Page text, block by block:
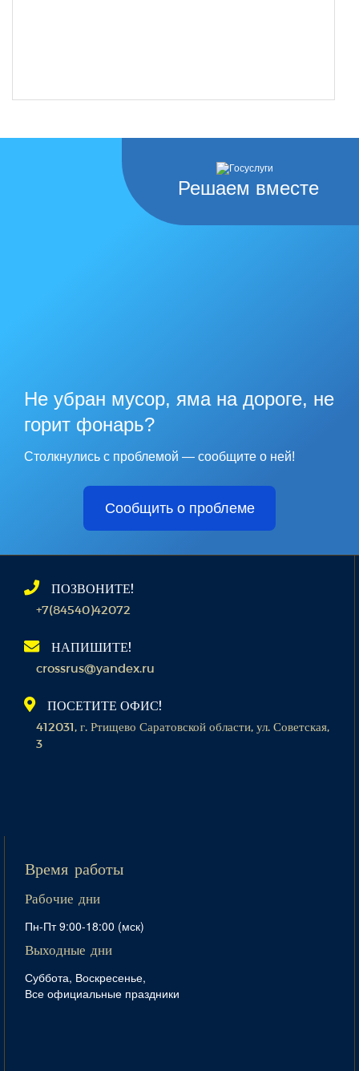
Решаем вместе
Не убран мусор, яма на дороге, не
горит фонарь?
Столкнулись с проблемой — сообщите о ней!
Сообщить о проблеме
ПОЗВОНИТЕ!
+7(84540)42072
НАПИШИТЕ!
crossrus@yandex.ru
ПОСЕТИТЕ ОФИС!
412031, г. Ртищево Саратовской области, ул. Советская,
3
Время работы
Рабочие дни
Пн-Пт 9:00-18:00 (мск)
Выходные дни
Суббота, Воскресенье,
Все официальные праздники